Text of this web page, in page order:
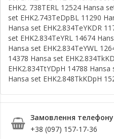
Замовлення телефону
+38 (097) 157-17-36